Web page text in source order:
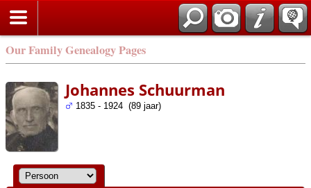
Our Family Genealogy Pages
Johannes Schuurman
1835 - 1924 (89 jaar)